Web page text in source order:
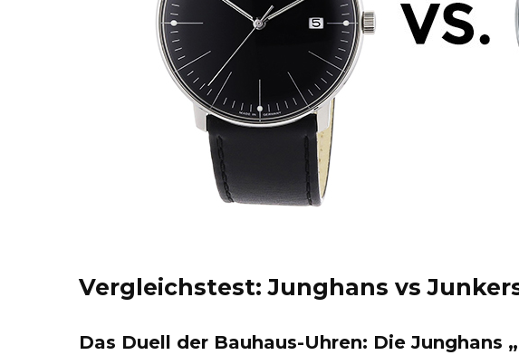
Vergleichstest: Junghans vs
Das Duell der Bauhaus-Uhren: Die Junghans